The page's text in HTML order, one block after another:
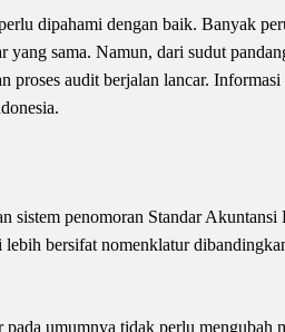
dipahami dengan baik. Banyak
yang sama. Namun, dari sudut
proses audit berjalan lancar.
penomoran Standar Akuntansi
bersifat nomenklatur
umumnya tidak perlu mengubah